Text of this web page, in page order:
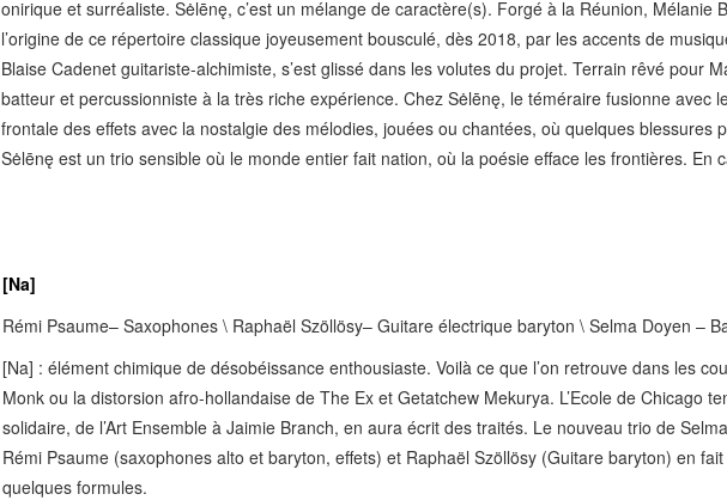
onirique et surréaliste. Sėlēnę, c’est un mélange de caractère(s). Forgé à la Réunion, Mélanie
l’origine de ce répertoire classique joyeusement bousculé, dès 2018, par les accents de
Blaise Cadenet guitariste-alchimiste, s’est glissé dans les volutes du projet. Terrain rêvé pour
batteur et percussionniste à la très riche expérience. Chez Sėlēnę, le téméraire fusionne avec
frontale des effets avec la nostalgie des mélodies, jouées ou chantées, où quelques blessures
Sėlēnę est un trio sensible où le monde entier fait nation, où la poésie efface les frontières. En
[Na]
Rémi Psaume– Saxophones \ Raphaël Szöllösy– Guitare électrique baryton \ Selma Doyen –
[Na] : élément chimique de désobéissance enthousiaste. Voilà ce que l’on retrouve dans les
Monk ou la distorsion afro-hollandaise de The Ex et Getatchew Mekurya. L’Ecole de Chicago
solidaire, de l’Art Ensemble à Jaimie Branch, en aura écrit des traités. Le nouveau trio de
Rémi Psaume (saxophones alto et baryton, effets) et Raphaël Szöllösy (Guitare baryton) en
quelques formules.